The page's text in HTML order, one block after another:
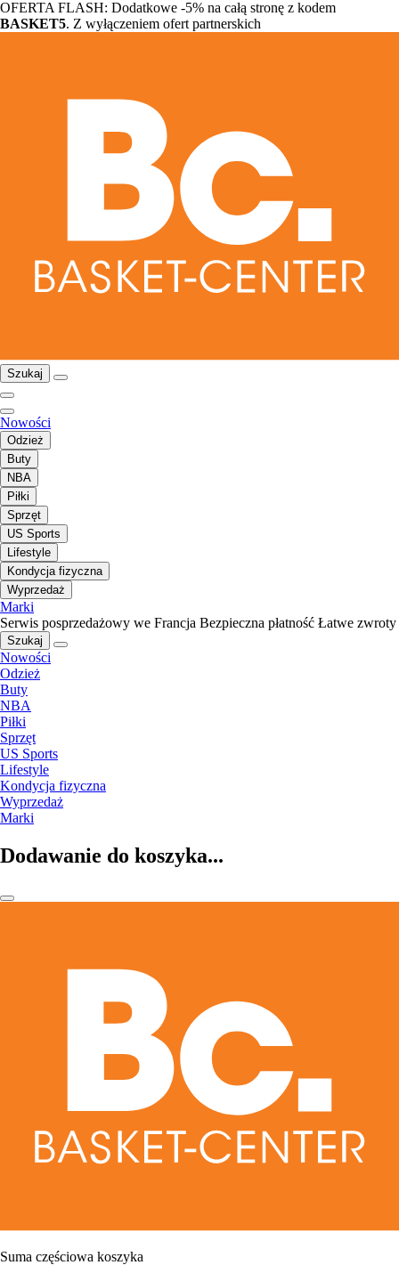
OFERTA FLASH: Dodatkowe -5% na całą stronę z kodem
BASKET5. Z wyłączeniem ofert partnerskich
Szukaj
Nowości
Odzież
Buty
NBA
Piłki
Sprzęt
US Sports
Lifestyle
Kondycja fizyczna
Wyprzedaż
Marki
Serwis posprzedażowy we Francja Bezpieczna płatność Łatwe zwroty
Szukaj
Nowości
Odzież
Buty
NBA
Piłki
Sprzęt
US Sports
Lifestyle
Kondycja fizyczna
Wyprzedaż
Marki
Dodawanie do koszyka...
Suma częściowa koszyka